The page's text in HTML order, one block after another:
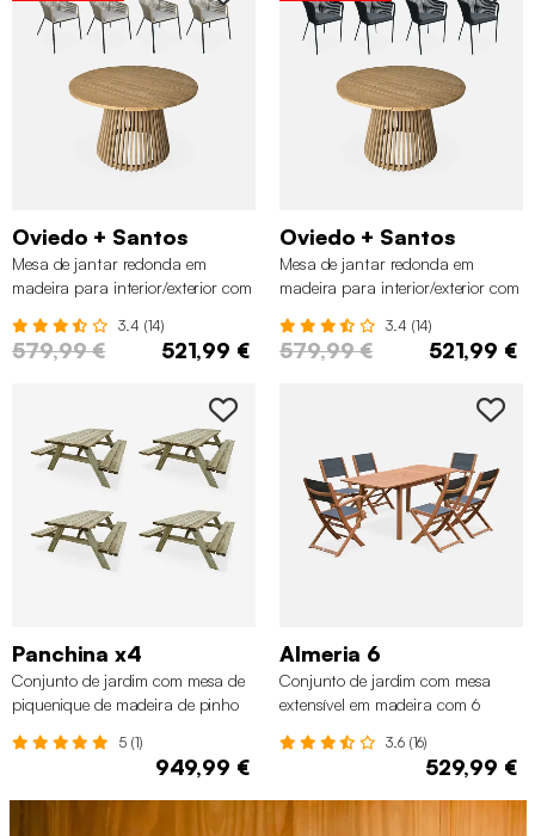
Oviedo + Santos
Mesa de jantar redonda em
madeira para interior/exterior com
3.4 (14)
579,99 € 521,99 €
Oviedo + Santos
Mesa de jantar redonda em
madeira para interior/exterior com
3.4 (14)
579,99 € 521,99 €
Panchina x4
Conjunto de jardim com mesa de
piquenique de madeira de pinho
5 (1)
949,99 €
Almeria 6
Conjunto de jardim com mesa
extensível em madeira com 6
3.6 (16)
529,99 €